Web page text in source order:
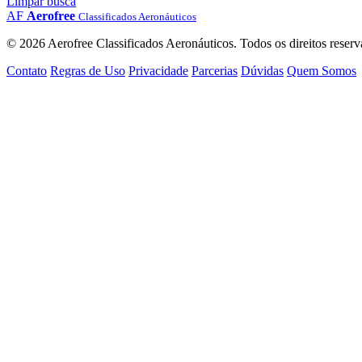
AF Aerofree Classificados Aeronáuticos
© 2026 Aerofree Classificados Aeronáuticos. Todos os direitos
Contato Regras de Uso Privacidade Parcerias Dúvidas Quem Somos